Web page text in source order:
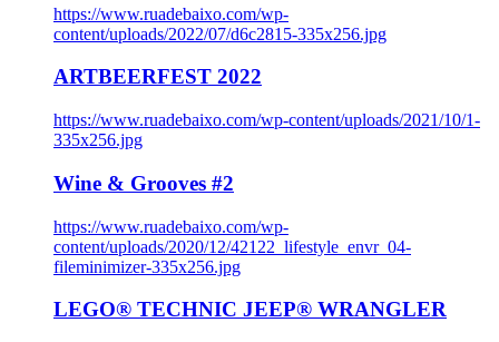
https://www.ruadebaixo.com/wp-
content/uploads/2022/07/d6c2815-335x256.jpg
ARTBEERFEST 2022
https://www.ruadebaixo.com/wp-content/uploads/2021/10/1-
335x256.jpg
Wine & Grooves #2
https://www.ruadebaixo.com/wp-
content/uploads/2020/12/42122_lifestyle_envr_04-
fileminimizer-335x256.jpg
LEGO® TECHNIC JEEP® WRANGLER